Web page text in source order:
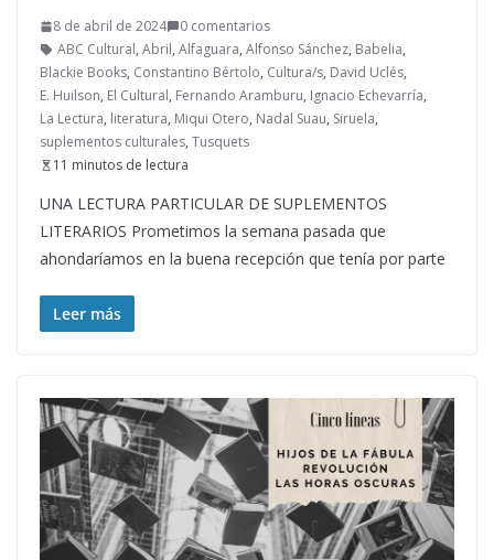
8 de abril de 2024
0 comentarios
ABC Cultural, Abril, Alfaguara, Alfonso Sánchez, Babelia,
Blackie Books, Constantino Bértolo, Cultura/s, David Uclés,
E. Huilson, El Cultural, Fernando Aramburu, Ignacio Echevarría,
La Lectura, literatura, Miqui Otero, Nadal Suau, Siruela,
suplementos culturales, Tusquets
11 minutos de lectura
UNA LECTURA PARTICULAR DE SUPLEMENTOS
LITERARIOS Prometimos la semana pasada que
ahondaríamos en la buena recepción que tenía por parte
Leer más